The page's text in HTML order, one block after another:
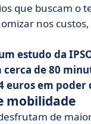
que buscam o
nos
estudo da
de 80
euros em poder
mobilidade
de